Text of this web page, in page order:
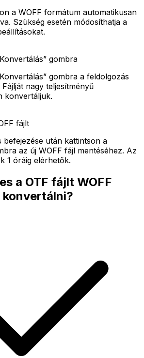
a WOFF formátum automatikusan
Szükség esetén módosíthatja a
gombra
gombra a feldolgozás
nagy teljesítményű
konvertáljuk.
fájlt
befejezése után kattintson a
az új WOFF fájl mentéséhez. Az
1 óráig elérhetők.
a OTF fájlt WOFF